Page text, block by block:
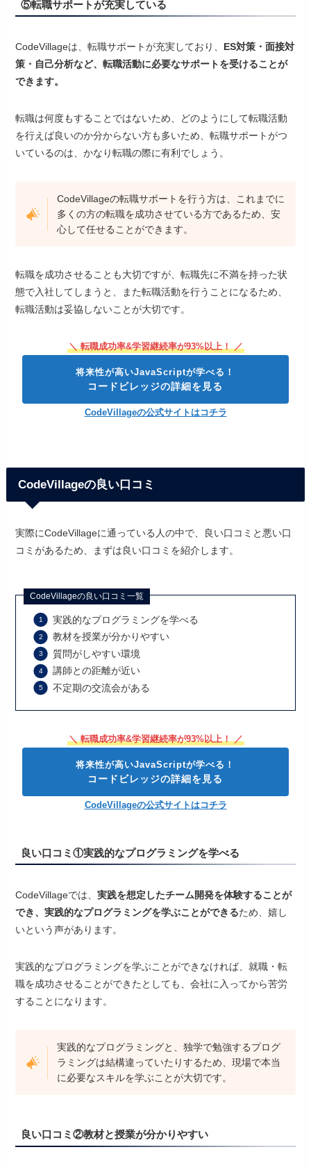
⑤転職サポートが充実している
CodeVillageは、転職サポートが充実しており、 ES対策・面接対
策・自己分析など、転職活動に必要なサポートを受けることが
できます。
転職は何度もすることではないため、どのようにして転職活動
を行えば良いのか分からない方も多いため、転職サポートがつ
いているのは、かなり転職の際に有利でしょう。
CodeVillageの転職サポートを行う方は、これまでに
多くの方の転職を成功させている方であるため、安
心して任せることができます。
転職を成功させることも大切ですが、転職先に不満を持った状
態で入社してしまうと、また転職活動を行うことになるため、
転職活動は妥協しないことが大切です。
＼ 転職成功率&学習継続率が93%以上！ ／
将来性が高いJavaScriptが学べる！
コードビレッジの詳細を見る
CodeVillageの公式サイトはコチラ
CodeVillageの良い口コミ
実際にCodeVillageに通っている人の中で、良い口コミと悪い口
コミがあるため、まずは良い口コミを紹介します。
CodeVillageの良い口コミ一覧
実践的なプログラミングを学べる
教材を授業が分かりやすい
質問がしやすい環境
講師との距離が近い
不定期の交流会がある
＼ 転職成功率&学習継続率が93%以上！ ／
将来性が高いJavaScriptが学べる！
コードビレッジの詳細を見る
CodeVillageの公式サイトはコチラ
良い口コミ①実践的なプログラミングを学べる
CodeVillageでは、実践を想定したチーム開発を体験することが
でき、実践的なプログラミングを学ぶことができるため、嬉し
いという声があります。
実践的なプログラミングを学ぶことができなければ、就職・転
職を成功させることができたとしても、会社に入ってから苦労
することになります。
実践的なプログラミングと、独学で勉強するプログ
ラミングは結構違っていたりするため、現場で本当
に必要なスキルを学ぶことが大切です。
良い口コミ②教材と授業が分かりやすい